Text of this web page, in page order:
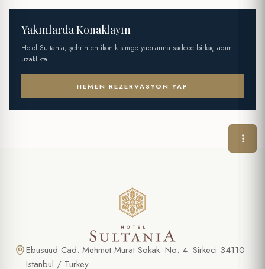
Yakınlarda Konaklayın
Hotel Sultania, şehrin en ikonik simge yapılarına sadece birkaç adım
uzaklıkta.
HEMEN REZERVASYON YAP
Ebusuud Cad. Mehmet Murat Sokak. No: 4. Sirkeci 34110
Istanbul / Turkey